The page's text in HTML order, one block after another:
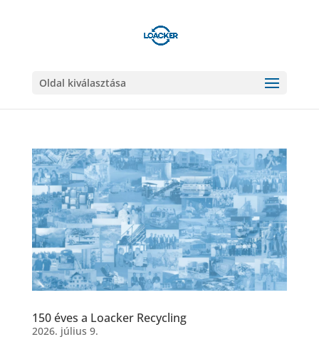
Oldal kiválasztása
150 éves a Loacker Recycling
2026. július 9.